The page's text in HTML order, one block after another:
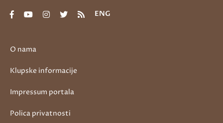
O nama
Klupske informacije
Impressum portala
Polica privatnosti
ENG